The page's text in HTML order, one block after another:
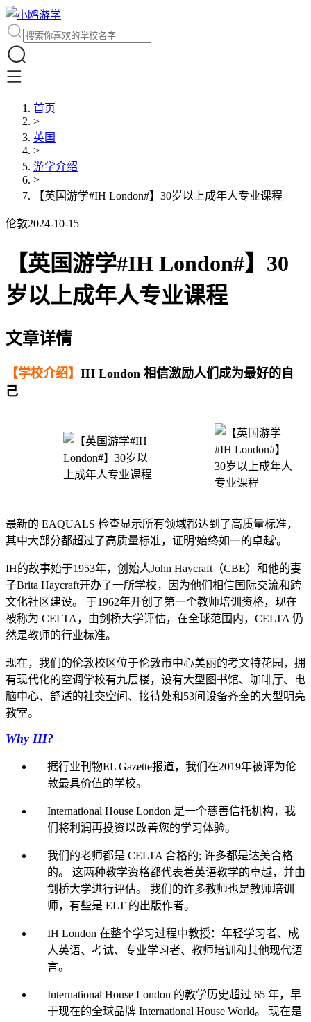
首页
>
英国
>
游学介绍
>
【英国游学#IH London#】30岁以上成年人专业课程
伦敦2024-10-15
【英国游学#IH London#】30
岁以上成年人专业课程
文章详情
【学校介绍】 IH London 相信激励人们成为最好的自
己
最新的 EAQUALS 检查显示所有领域都达到了高质量标准，
其中大部分都超过了高质量标准，证明'始终如一的卓越'。
IH的故事始于1953年，创始人John Haycraft（CBE）和他的妻
子Brita Haycraft开办了一所学校，因为他们相信国际交流和跨
文化社区建设。 于1962年开创了第一个教师培训资格，现在
被称为 CELTA，由剑桥大学评估，在全球范围内，CELTA 仍
然是教师的行业标准。
现在，我们的伦敦校区位于伦敦市中心美丽的考文特花园，拥
有现代化的空调学校有九层楼，设有大型图书馆、咖啡厅、电
脑中心、舒适的社交空间、接待处和53间设备齐全的大型明亮
教室。
Why IH?
据行业刊物EL Gazette报道，我们在2019年被评为伦
敦最具价值的学校。
International House London 是一个慈善信托机构，我
们将利润再投资以改善您的学习体验。
我们的老师都是 CELTA 合格的; 许多都是达美合格
的。 这两种教学资格都代表着英语教学的卓越，并由
剑桥大学进行评估。 我们的许多教师也是教师培训
师，有些是 ELT 的出版作者。
IH London 在整个学习过程中教授：年轻学习者、成
人英语、考试、专业学习者、教师培训和其他现代语
言。
International House London 的教学历史超过 65 年，早
于现在的全球品牌 International House World。 现在是